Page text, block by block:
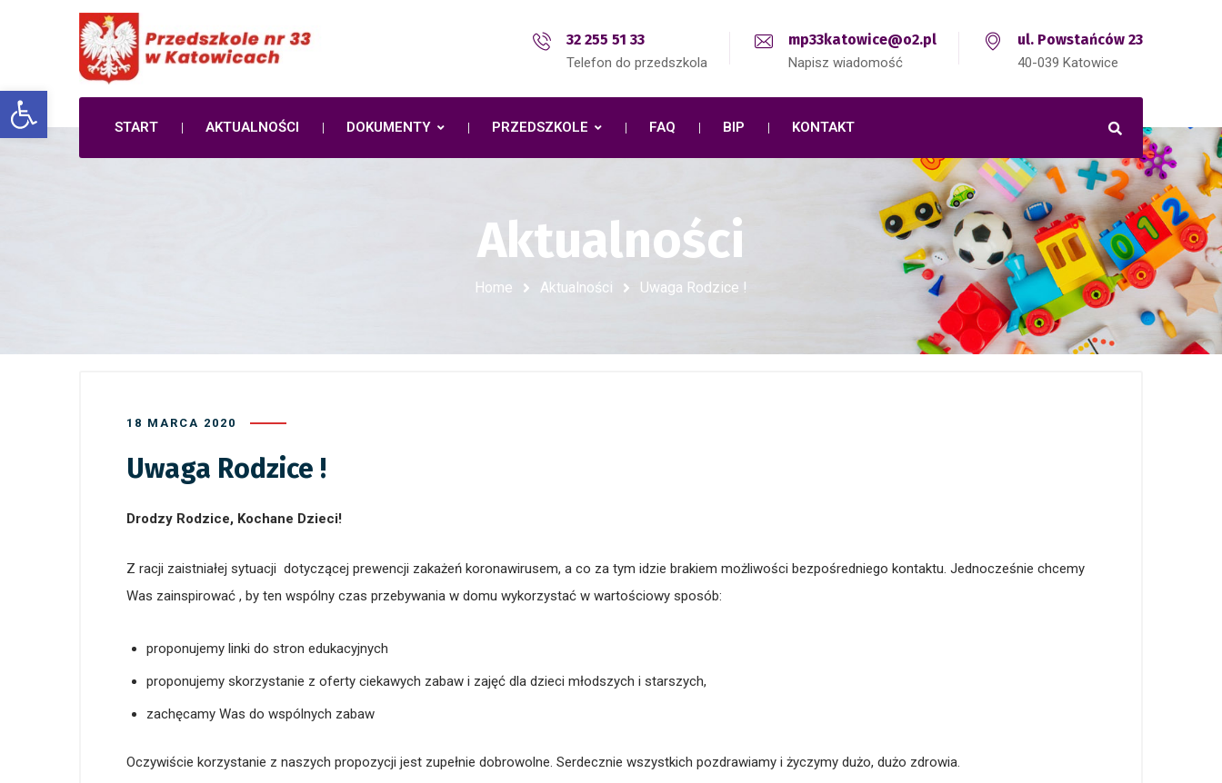
Open toolbar
32 255 51 33
Telefon do przedszkola
mp33katowice@o2.pl
Napisz wiadomość
ul. Powstańców 23
40-039 Katowice
START AKTUALNOŚCI DOKUMENTY PRZEDSZKOLE FAQ BIP KONTAKT
Aktualności
Home Aktualności Uwaga Rodzice !
18 MARCA 2020
Uwaga Rodzice !
Drodzy Rodzice, Kochane Dzieci!
Z racji zaistniałej sytuacji dotyczącej prewencji zakażeń koronawirusem, a co za tym idzie brakiem możliwości bezpośredniego kontaktu. Jednocześnie chcemy
Was zainspirować , by ten wspólny czas przebywania w domu wykorzystać w wartościowy sposób:
proponujemy linki do stron edukacyjnych
proponujemy skorzystanie z oferty ciekawych zabaw i zajęć dla dzieci młodszych i starszych,
zachęcamy Was do wspólnych zabaw
Oczywiście korzystanie z naszych propozycji jest zupełnie dobrowolne. Serdecznie wszystkich pozdrawiamy i życzymy dużo, dużo zdrowia.